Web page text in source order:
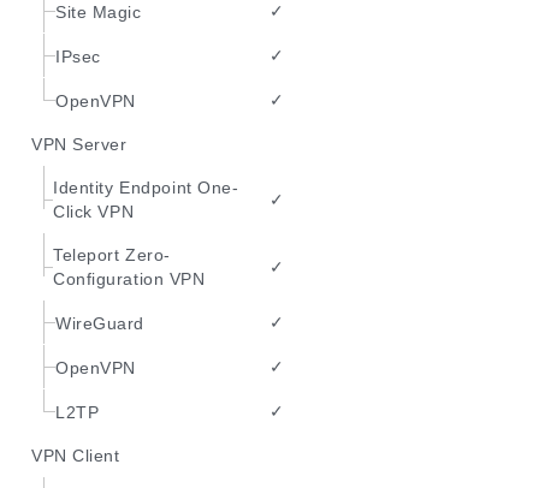
Site Magic ✓
IPsec ✓
OpenVPN ✓
VPN Server
Identity Endpoint One-
Click VPN
✓
Teleport Zero-
Configuration VPN
✓
WireGuard ✓
OpenVPN ✓
L2TP ✓
VPN Client